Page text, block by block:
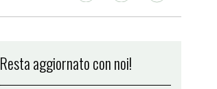
Resta aggiornato con noi!